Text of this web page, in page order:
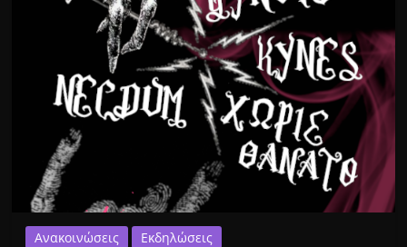
Ανακοινώσεις Εκδηλώσεις